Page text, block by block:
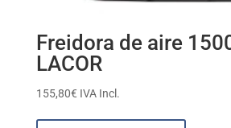
Freidora de aire
LACOR
155,80€ IVA Incl.